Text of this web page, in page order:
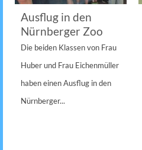
Ausflug in den
Nürnberger Zoo
Die beiden Klassen von Frau
Huber und Frau Eichenmüller
haben einen Ausflug in den
Nürnberger...